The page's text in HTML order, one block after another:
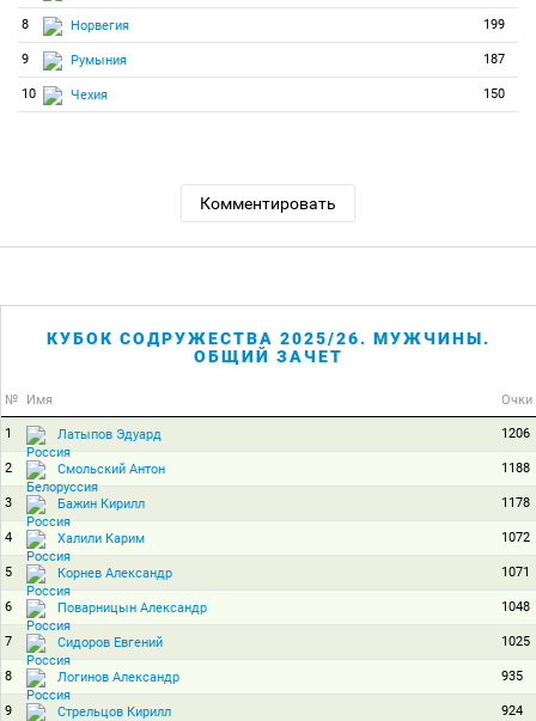
8 Норвегия 199
9 Румыния 187
10 Чехия 150
Комментировать
КУБОК СОДРУЖЕСТВА 2025/26. МУЖЧИНЫ.
ОБЩИЙ ЗАЧЕТ
№ Имя Очки
1 Латыпов Эдуард 1206
2 Смольский Антон 1188
3 Бажин Кирилл 1178
4 Халили Карим 1072
5 Корнев Александр 1071
6 Поварницын Александр 1048
7 Сидоров Евгений 1025
8 Логинов Александр 935
9 Стрельцов Кирилл 924